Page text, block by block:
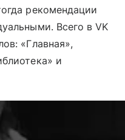
рекомендации
Всего в VK
«Главная»,
и